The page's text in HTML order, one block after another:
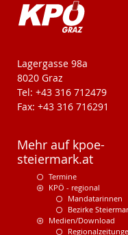
KPÖ-Steiermark
Lagergasse 98a
8020 Graz
Tel: +43 316 712479
Fax: +43 316 716291
Mehr auf kpoe-
steiermark.at
Termine
KPÖ - regional
Mandatarinnen
Bezirke
Medien/Download